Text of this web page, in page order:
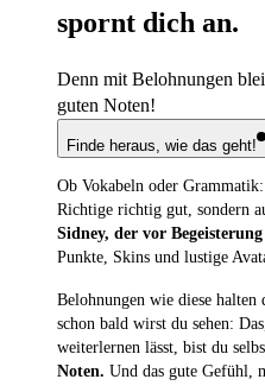
spornt dich an.
Denn mit Belohnungen
guten Noten!
Finde heraus, wie das geht!
Ob Vokabeln oder
Richtige richtig gut, sondern
Sidney, der vor
Punkte, Skins und lustige
Belohnungen wie diese
schon bald wirst du sehen:
weiterlernen lässt, bist du
Noten. Und das gute Gefühl,